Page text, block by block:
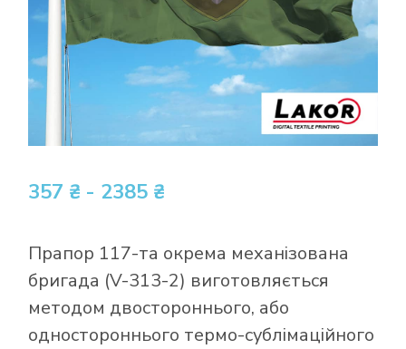
357 ₴ - 2385 ₴
Прапор 117-та окрема механізована
бригада (V-313-2) виготовляється
методом двостороннього, або
одностороннього термо-сублімаційного